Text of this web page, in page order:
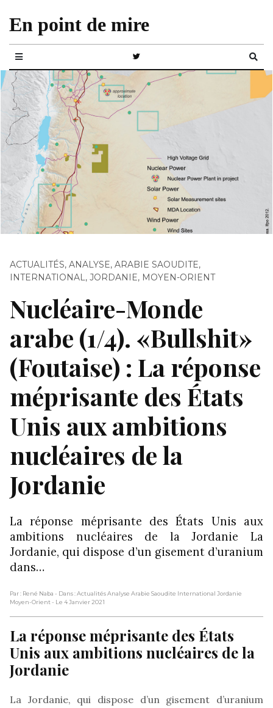
En point de mire
ACTUALITÉS, ANALYSE, ARABIE SAOUDITE,
INTERNATIONAL , JORDANIE, MOYEN-ORIENT
Nucléaire-Monde
arabe (1/4). «Bullshit»
(Foutaise) : La réponse
méprisante des États
Unis aux ambitions
nucléaires de la
Jordanie
La réponse méprisante des États Unis aux
ambitions nucléaires de la Jordanie La
Jordanie, qui dispose d’un gisement d’uranium
dans…
Par : René Naba - Dans : Actualités Analyse Arabie Saoudite International Jordanie
Moyen-Orient- Le 4 Janvier 2021
La réponse méprisante des États
Unis aux ambitions nucléaires de la
Jordanie
La Jordanie, qui dispose d’un gisement d’uranium